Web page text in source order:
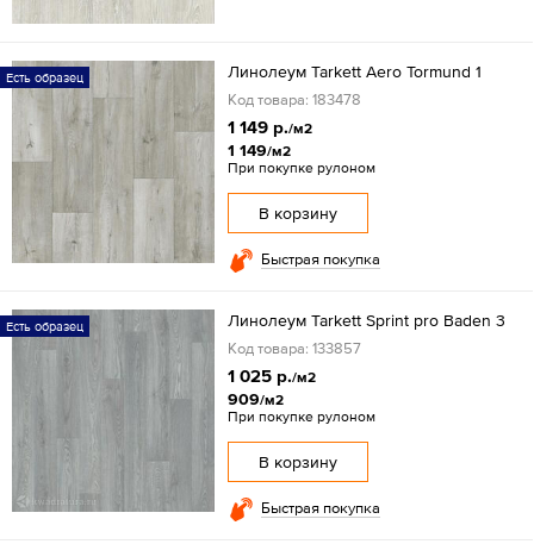
Есть образец Линолеум Tarkett Aero Tormund 1
Код товара: 183478
1 149 р./м2
1 149/м2
При покупке рулоном
В корзину
Быстрая покупка
Есть образец Линолеум Tarkett Sprint pro Baden 3
Код товара: 133857
1 025 р./м2
909/м2
При покупке рулоном
В корзину
Быстрая покупка